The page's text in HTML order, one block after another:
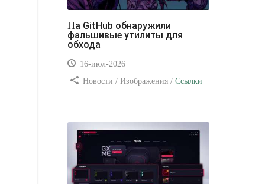
На GitHub обнаружили
фальшивые утилиты для
обхода
16-июл-2026
Новости / Изображения / Ссылки